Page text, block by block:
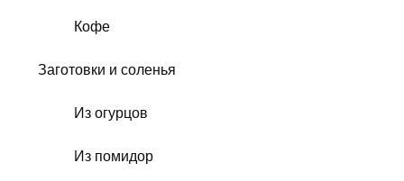
Кофе
Заготовки и соленья
Из огурцов
Из помидор